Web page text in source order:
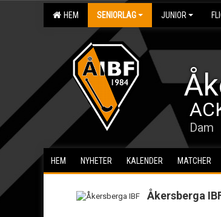
HEM SENIORLAG JUNIOR
Dam
HEM NYHETER KALENDER MATCHER
Åkersberga